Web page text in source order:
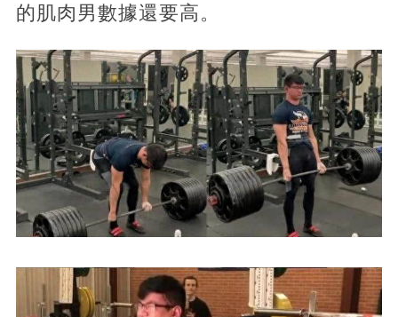
的肌肉男數據還要高。